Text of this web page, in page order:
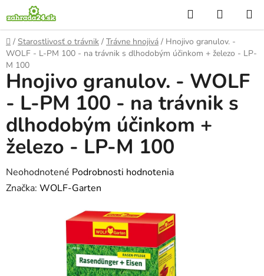
na
obsah
Hľadať
KOŠÍK
Domov
/ Starostlivosť o trávnik / Trávne hnojivá / Hnojivo granulov. -
WOLF - L-PM 100 - na trávnik s dlhodobým účinkom + železo - LP-
M 100
Hnojivo granulov. - WOLF
- L-PM 100 - na trávnik s
dlhodobým účinkom +
železo - LP-M 100
Priemerné
hodnotenie
Neohodnotené Podrobnosti hodnotenia
Značka: WOLF-Garten